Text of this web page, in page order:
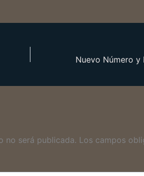
no será publicada. Los campos